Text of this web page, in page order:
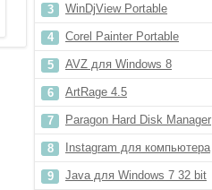
Windows 8
WinDjView Portable
Corel Painter Portable
AVZ для Windows 8
ArtRage 4.5
Paragon Hard Disk Manager
Portable
Instagram для компьютера
Java для Windows 7 32 bit